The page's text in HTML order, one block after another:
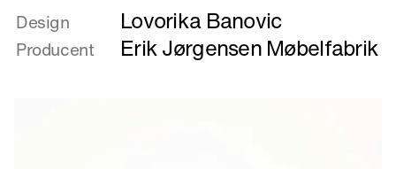
om
BELO
Design Lovorika Banovic
Producent Erik Jørgensen Møbelfabrik